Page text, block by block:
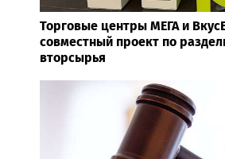
Торговые центры МЕГА и
совместный проект по
вторсырья